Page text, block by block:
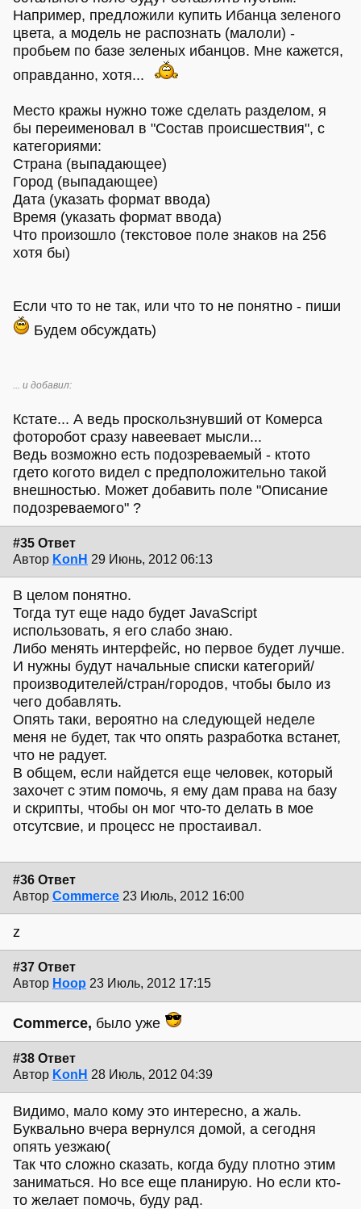
Например, предложили купить Ибанца зеленого
цвета, а модель не распознать (малоли) -
пробьем по базе зеленых ибанцов. Мне кажется,
оправданно, хотя...
Место кражы нужно тоже сделать разделом, я
бы переименовал в "Состав происшествия", с
категориями:
Страна (выпадающее)
Город (выпадающее)
Дата (указать формат ввода)
Время (указать формат ввода)
Что произошло (текстовое поле знаков на 256
хотя бы)
Если что то не так, или что то не понятно - пиши
Будем обсуждать)
... и добавил:
Кстате... А ведь проскользнувший от Комерса
фоторобот сразу навеевает мысли...
Ведь возможно есть подозреваемый - ктото
гдето когото видел с предположительно такой
внешностью. Может добавить поле "Описание
подозреваемого" ?
#35 Ответ
Автор KonH 29 Июнь, 2012 06:13
В целом понятно.
Тогда тут еще надо будет JavaScript
использовать, я его слабо знаю.
Либо менять интерфейс, но первое будет лучше.
И нужны будут начальные списки категорий/
производителей/стран/городов, чтобы было из
чего добавлять.
Опять таки, вероятно на следующей неделе
меня не будет, так что опять разработка встанет,
что не радует.
В общем, если найдется еще человек, который
захочет с этим помочь, я ему дам права на базу
и скрипты, чтобы он мог что-то делать в мое
отсутсвие, и процесс не простаивал.
#36 Ответ
Автор Commerce 23 Июль, 2012 16:00
z
#37 Ответ
Автор Hoop 23 Июль, 2012 17:15
Commerce, было уже
#38 Ответ
Автор KonH 28 Июль, 2012 04:39
Видимо, мало кому это интересно, а жаль.
Буквально вчера вернулся домой, а сегодня
опять уезжаю(
Так что сложно сказать, когда буду плотно этим
заниматься. Но все еще планирую. Но если кто-
то желает помочь, буду рад.